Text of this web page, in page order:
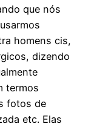
que nós
homens cis,
dizendo
termos
fotos de
etc. Elas